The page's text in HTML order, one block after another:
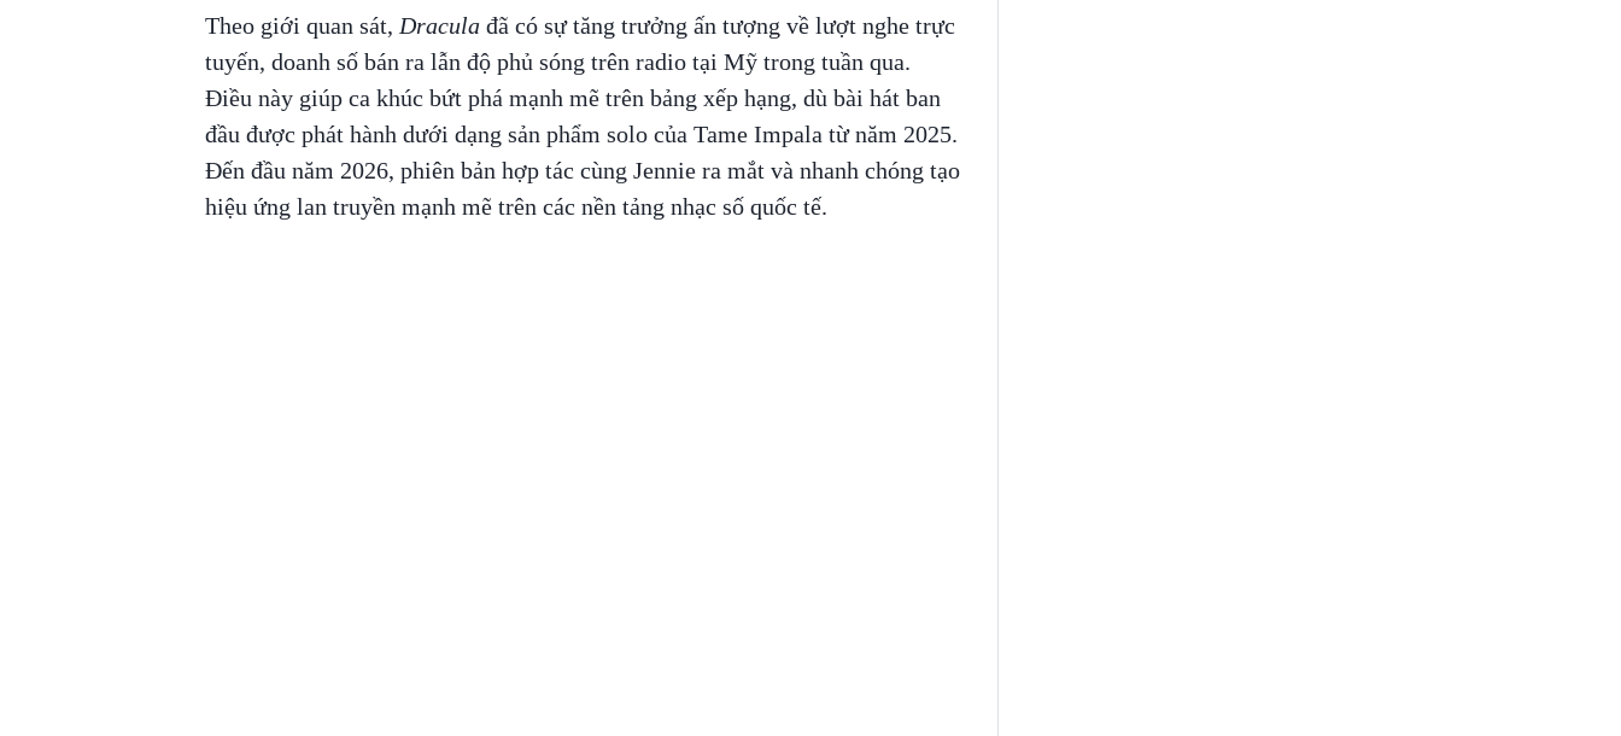
Theo giới quan sát, Dracula đã có sự tăng trưởng ấn tượng về lượt nghe trực
tuyến, doanh số bán ra lẫn độ phủ sóng trên radio tại Mỹ trong tuần qua.
Điều này giúp ca khúc bứt phá mạnh mẽ trên bảng xếp hạng, dù bài hát ban
đầu được phát hành dưới dạng sản phẩm solo của Tame Impala từ năm 2025.
Đến đầu năm 2026, phiên bản hợp tác cùng Jennie ra mắt và nhanh chóng tạo
hiệu ứng lan truyền mạnh mẽ trên các nền tảng nhạc số quốc tế.